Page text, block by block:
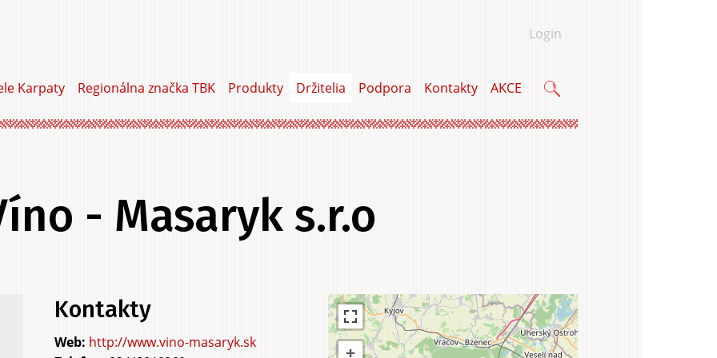
Login
Karpaty Regionálna značka TBK Produkty Držitelia Podpora Kontakty AKCE
- Masaryk s.r.o
Kontakty
http://www.vino-masaryk.sk